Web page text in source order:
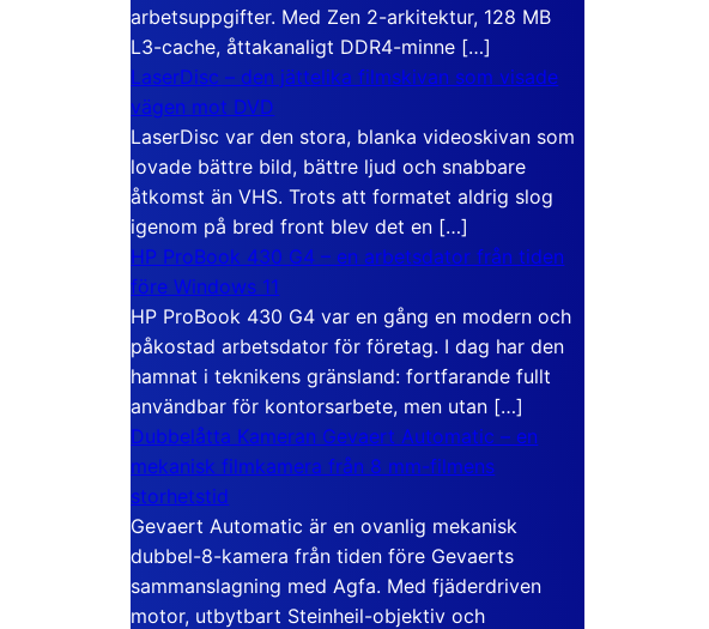
arbetsuppgifter. Med Zen 2-arkitektur, 128 MB
L3-cache, åttakanaligt DDR4-minne […]
LaserDisc – den jättelika filmskivan som visade
vägen mot DVD
LaserDisc var den stora, blanka videoskivan som
lovade bättre bild, bättre ljud och snabbare
åtkomst än VHS. Trots att formatet aldrig slog
igenom på bred front blev det en […]
HP ProBook 430 G4 – en arbetsdator från tiden
före Windows 11
HP ProBook 430 G4 var en gång en modern och
påkostad arbetsdator för företag. I dag har den
hamnat i teknikens gränsland: fortfarande fullt
användbar för kontorsarbete, men utan […]
Dubbelåtta Kameran Gevaert Automatic – en
mekanisk filmkamera från 8 mm-filmens
storhetstid
Gevaert Automatic är en ovanlig mekanisk
dubbel-8-kamera från tiden före Gevaerts
sammanslagning med Agfa. Med fjäderdriven
motor, utbytbart Steinheil-objektiv och